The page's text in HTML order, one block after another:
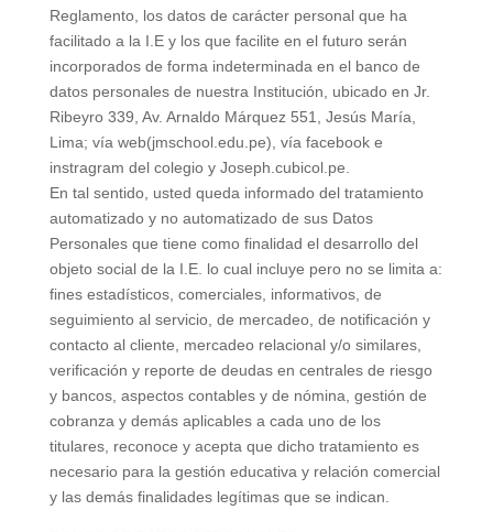
Reglamento, los datos de carácter personal que ha
facilitado a la I.E y los que facilite en el futuro serán
incorporados de forma indeterminada en el banco de
datos personales de nuestra Institución, ubicado en Jr.
Ribeyro 339, Av. Arnaldo Márquez 551, Jesús María,
Lima; vía web(jmschool.edu.pe), vía facebook e
instragram del colegio y Joseph.cubicol.pe.
En tal sentido, usted queda informado del tratamiento
automatizado y no automatizado de sus Datos
Personales que tiene como finalidad el desarrollo del
objeto social de la I.E. lo cual incluye pero no se limita a:
fines estadísticos, comerciales, informativos, de
seguimiento al servicio, de mercadeo, de notificación y
contacto al cliente, mercadeo relacional y/o similares,
verificación y reporte de deudas en centrales de riesgo
y bancos, aspectos contables y de nómina, gestión de
cobranza y demás aplicables a cada uno de los
titulares, reconoce y acepta que dicho tratamiento es
necesario para la gestión educativa y relación comercial
y las demás finalidades legítimas que se indican.